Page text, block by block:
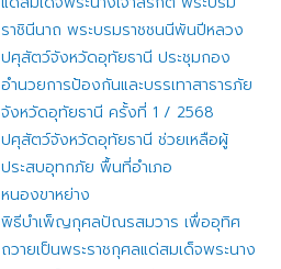
ราชินีนาถ พระบรมราชชนนีพันปีหลวง
ปศุสัตว์จังหวัดอุทัยธานี ประชุมกอง
อำนวยการป้องกันและบรรเทาสาธารภัย
จังหวัดอุทัยธานี ครั้งที่ 1 / 2568
ปศุสัตว์จังหวัดอุทัยธานี ช่วยเหลือผู้
ประสบอุทกภัย พื้นที่อำเภอ
หนองขาหย่าง
พิธีบำเพ็ญกุศลปัณรสมวาร เพื่ออุทิศ
ถวายเป็นพระราชกุศลแด่สมเด็จพระนาง